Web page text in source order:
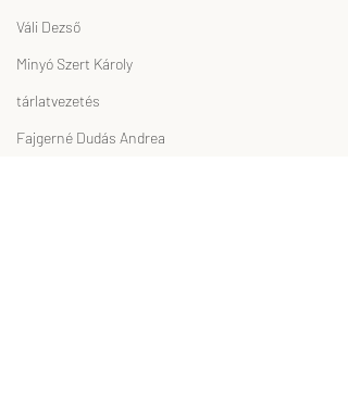
Váli Dezső
Minyó Szert Károly
tárlatvezetés
Fajgerné Dudás Andrea